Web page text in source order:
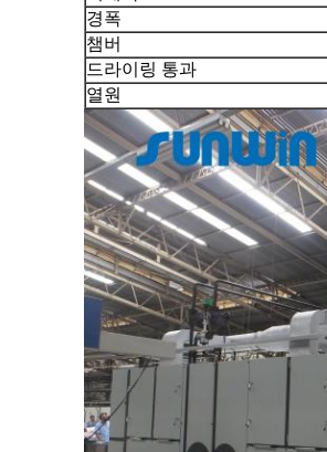
경폭
챔버
드라이링 통과
열원